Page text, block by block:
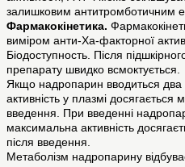
залишковим антитромботичним
Фармакокінетика.
виміром анти-Ха-факторної
Біодоступность. Після
препарату швидко всмоктується.
Якщо надропарин вводиться
активність у плазмі
введення. При введенні
максимальна активність
після введення.
Метаболізм надропарину